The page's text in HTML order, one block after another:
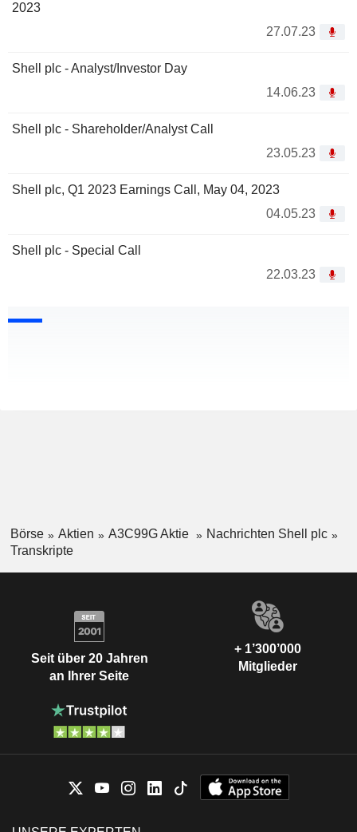
2023
27.07.23
Shell plc - Analyst/Investor Day
14.06.23
Shell plc - Shareholder/Analyst Call
23.05.23
Shell plc, Q1 2023 Earnings Call, May 04, 2023
04.05.23
Shell plc - Special Call
22.03.23
Börse Aktien A3C99G Aktie
Nachrichten Shell plc
Transkripte
Seit über 20 Jahren
an Ihrer Seite
+ 1’300’000
Mitglieder